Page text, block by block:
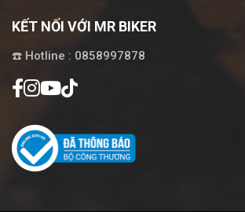
KẾT NỐI VỚI MR BIKER
☎️ Hotline : 0858997878